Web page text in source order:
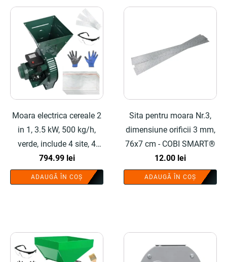
Moara electrica cereale 2
in 1, 3.5 kW, 500 kg/h,
verde, include 4 site, 4
saci, manusi, ochelari de
protectie - COBI SMART®
794.99 lei
ADAUGĂ ÎN COȘ
Sita pentru moara Nr.3,
dimensiune orificii 3 mm,
76x7 cm - COBI SMART®
12.00 lei
ADAUGĂ ÎN COȘ